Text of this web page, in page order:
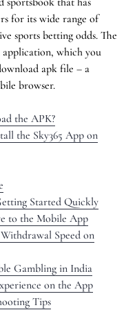
for its wide range of
sports betting odds. The
which you
apk file – a
browser.
the APK?
the Sky365 App on
Started Quickly
to the Mobile App
Speed on
Gambling in India
on the App
Tips